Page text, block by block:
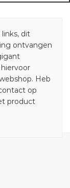
dit
ontvangen
Heb
op
product